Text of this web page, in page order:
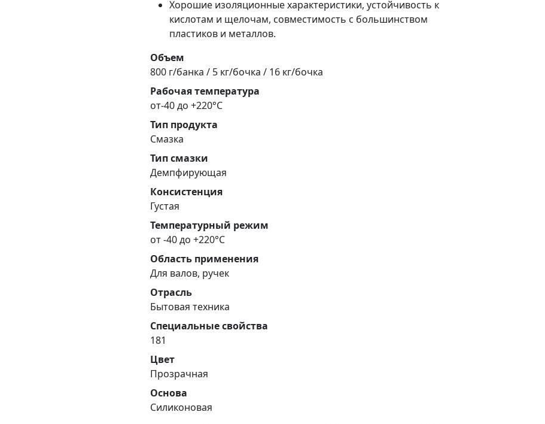
Хорошие изоляционные характеристики, устойчивость к
кислотам и щелочам, совместимость с большинством
пластиков и металлов.
Объем
800 г/банка / 5 кг/бочка / 16 кг/бочка
Рабочая температура
от-40 до +220°С
Тип продукта
Смазка
Тип смазки
Демпфирующая
Консистенция
Густая
Температурный режим
от -40 до +220°С
Область применения
Для валов, ручек
Отрасль
Бытовая техника
Специальные свойства
181
Цвет
Прозрачная
Основа
Силиконовая